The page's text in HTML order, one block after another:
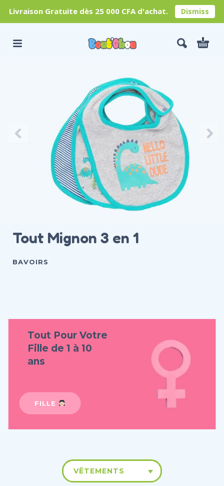
Livraison Gratuite dès 25 000 CFA d'achat. Dismiss
Tout Mignon 3 en 1
BAVOIRS
Ensemble 2 Pièces Imprimé
H&M
Tout Pour Votre
Fille de 1 à 10
ans
FILLE
VÊTEMENTS